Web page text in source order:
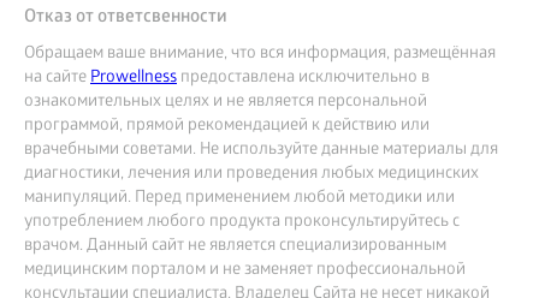
Отказ от ответсвенности
Обращаем ваше внимание, что вся информация, размещённая
на сайтеProwellness предоставлена исключительно в
ознакомительных целях и не является персональной
программой, прямой рекомендацией к действию или
врачебными советами. Не используйте данные материалы для
диагностики, лечения или проведения любых медицинских
манипуляций. Перед применением любой методики или
употреблением любого продукта проконсультируйтесь с
врачом. Данный сайт не является специализированным
медицинским порталом и не заменяет профессиональной